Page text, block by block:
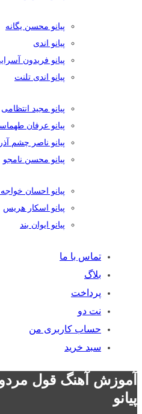
پیانو محسن یگانه
پیانو اندی
پیانو فریدون
پیانو اندی تلنت
پیانو مجید انتظامی
پیانو عرفان
پیانو ناصر چشم آذر
پیانو محسن نامجو
پیانو احسان
پیانو اسکار هریس
پیانو ایوان بند
تماس با ما
بلاگ
پرداخت
نت دو
حساب کاربری من
سبد خرید
آموزش آهنگ قول
پیانو